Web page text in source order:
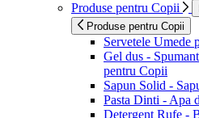
Produse pentru Copii
Produse pentru Copii
Servetele Umede
Gel dus -
pentru Copii
Sapun Solid -
Pasta Dinti - Apa
Detergent Rufe -